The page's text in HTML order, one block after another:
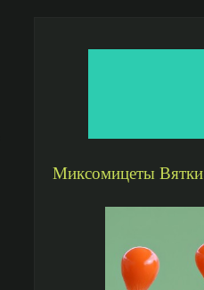
Миксомицеты Вятки